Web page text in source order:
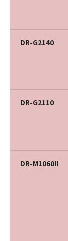
DR-G2140
DR-G2110
DR-M1060II